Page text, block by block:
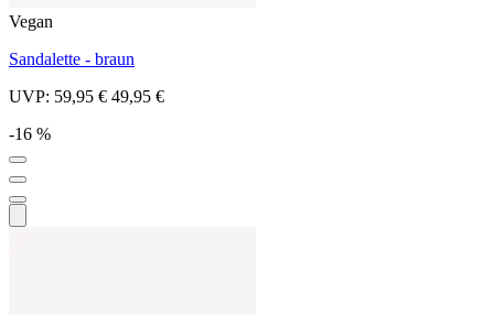
Vegan
Sandalette - braun
UVP: 59,95 € 49,95 €
-16 %